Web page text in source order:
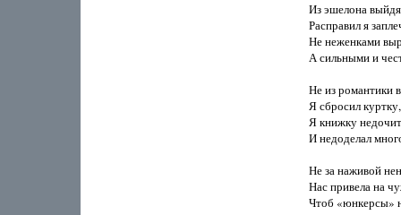
Из эшелона
Расправил я
Не неженками
А сильными и
Не из романтики
Я сбросил
Я книжку
И недоделал
Не за наживой
Нас привела на
Чтоб «юнкерсы»